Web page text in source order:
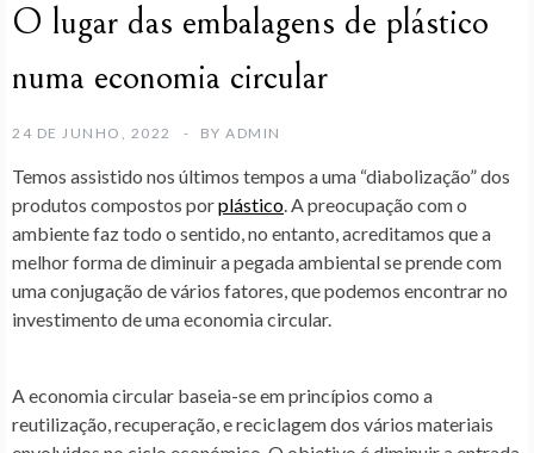
O lugar das embalagens de plástico
numa economia circular
24 DE JUNHO, 2022 BY ADMIN
Temos assistido nos últimos tempos a uma “diabolização” dos
produtos compostos porplástico. A preocupação com o
ambiente faz todo o sentido, no entanto, acreditamos que a
melhor forma de diminuir a pegada ambiental se prende com
uma conjugação de vários fatores, que podemos encontrar no
investimento de uma economia circular.
A economia circular baseia-se em princípios como a
reutilização, recuperação, e reciclagem dos vários materiais